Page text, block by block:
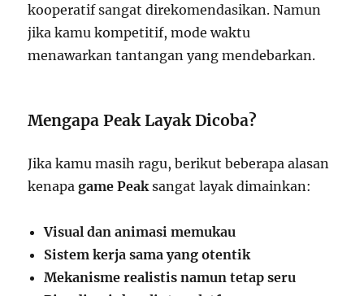
kooperatif sangat direkomendasikan. Namun
jika kamu kompetitif, mode waktu
menawarkan tantangan yang mendebarkan.
Mengapa Peak Layak Dicoba?
Jika kamu masih ragu, berikut beberapa alasan
kenapagame Peak sangat layak dimainkan:
Visual dan animasi memukau
Sistem kerja sama yang otentik
Mekanisme realistis namun tetap seru